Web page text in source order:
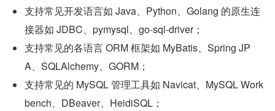
支持常见开发语言如 Java、Python、Golang 的原生连
接器如 JDBC、pymysql、go-sql-driver；
支持常见的各语言 ORM 框架如 MyBatis、Spring JP
A、SQLAlchemy、GORM；
支持常见的 MySQL 管理工具如 Navicat、MySQL Work
bench、DBeaver、HeidiSQL；